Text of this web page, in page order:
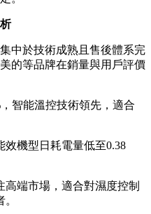
中於技術成熟且售後體系完
的等品牌在銷量與用戶評價
，智能溫控技術領先，適合
效機型日耗電量低至0.38
高端市場，適合對濕度控制